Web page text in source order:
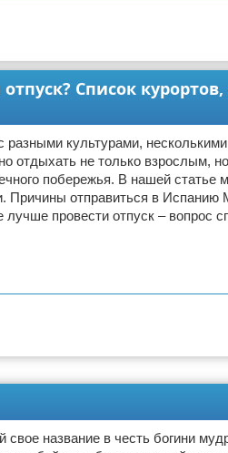
Список
разными культурами,
отдыхать не только взрослым,
побережья. В нашей статье
Причины отправиться в Испанию
провести отпуск – вопрос
название в честь богини